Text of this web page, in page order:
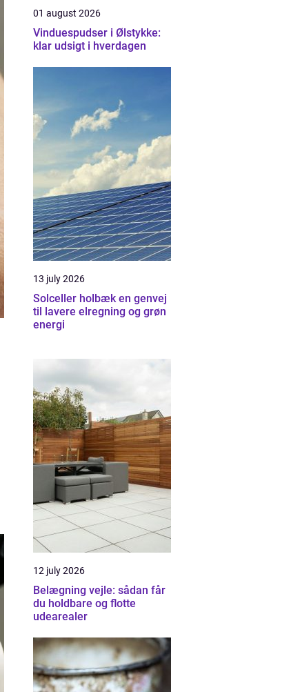
01 august 2026
Vinduespudser i Ølstykke:
klar udsigt i hverdagen
13 july 2026
Solceller holbæk en genvej
til lavere elregning og grøn
energi
12 july 2026
Belægning vejle: sådan får
du holdbare og flotte
udearealer